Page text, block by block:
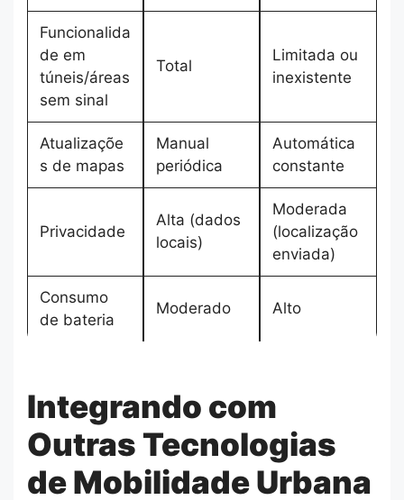
Funcionalida
de em
túneis/áreas
sem sinal
Total
Limitada ou
inexistente
Atualizaçõe
s de mapas
Manual
periódica
Automática
constante
Privacidade
Alta (dados
locais)
Moderada
(localização
enviada)
Consumo
de bateria
Moderado Alto
Integrando com
Outras Tecnologias
de Mobilidade Urbana